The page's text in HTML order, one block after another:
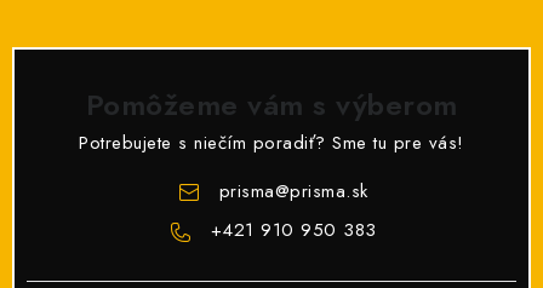
Pomôžeme vám s výberom
Potrebujete s niečím poradiť? Sme tu pre vás!
prisma@prisma.sk
+421 910 950 383